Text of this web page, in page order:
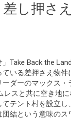
し押さ
Take Back the
いる差押さえ物件
ダーのマックス・
レスと共に空き地
テント村を設立し
結という意味のス